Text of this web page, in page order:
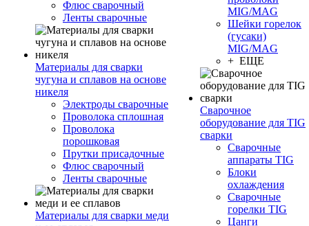
Флюс сварочный
Ленты сварочные
Материалы для сварки
чугуна и сплавов на основе
никеля
Электроды сварочные
Проволока сплошная
Проволока
порошковая
Прутки присадочные
Флюс сварочный
Ленты сварочные
Материалы для сварки меди
MIG/MAG
Шейки горелок
(гусаки)
MIG/MAG
+ ЕЩЕ
Сварочное
оборудование для TIG
сварки
Сварочные
аппараты TIG
Блоки
охлаждения
Сварочные
горелки TIG
Цанги